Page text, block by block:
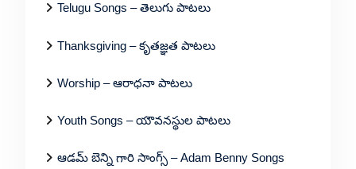
Telugu Songs – తెలుగు పాటలు
Thanksgiving – కృతజ్ఞత పాటలు
Worship – ఆరాధనా పాటలు
Youth Songs – యౌవనస్థుల పాటలు
ఆడమ్ బెన్ని గారి సాంగ్స్ – Adam Benny Songs